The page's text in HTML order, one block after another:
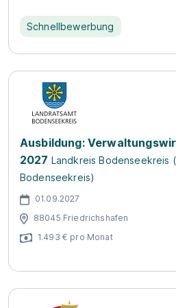
Schnellbewerbung
Ausbildung:
2027 Landkreis Bodenseekreis
Bodenseekreis)
01.09.2027
88045 Friedrichshafen
1.493 € pro Monat